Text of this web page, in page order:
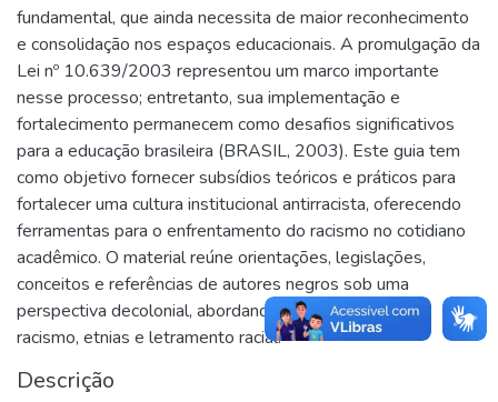
fundamental, que ainda necessita de maior reconhecimento
e consolidação nos espaços educacionais. A promulgação da
Lei nº 10.639/2003 representou um marco importante
nesse processo; entretanto, sua implementação e
fortalecimento permanecem como desafios significativos
para a educação brasileira (BRASIL, 2003). Este guia tem
como objetivo fornecer subsídios teóricos e práticos para
fortalecer uma cultura institucional antirracista, oferecendo
ferramentas para o enfrentamento do racismo no cotidiano
acadêmico. O material reúne orientações, legislações,
conceitos e referências de autores negros sob uma
perspectiva decolonial, abordando temas como raça,
racismo, etnias e letramento racial.
Descrição